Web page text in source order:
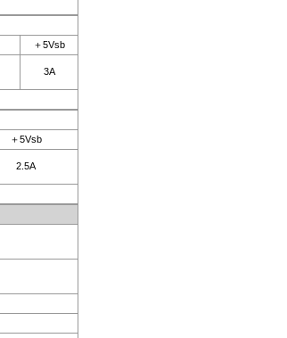
＋5Vsb
3A
＋5Vsb
2.5A